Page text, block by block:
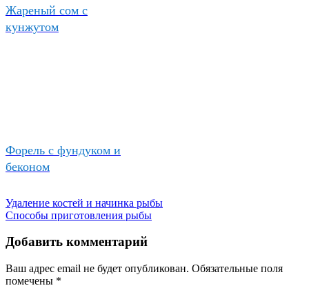
Жареный сом с
кунжутом
Форель с фундуком и
беконом
Удаление костей и начинка рыбы
Способы приготовления рыбы
Добавить комментарий
Ваш адрес email не будет опубликован. Обязательные поля
помечены *